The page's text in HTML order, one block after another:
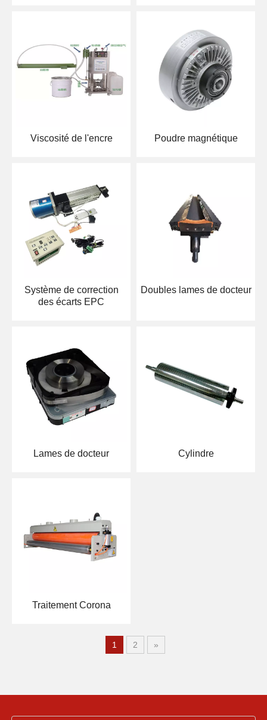
Viscosité de l'encre Poudre magnétique
Système de correction
des écarts EPC
Doubles lames de docteur
Lames de docteur Cylindre
Traitement Corona
1 2 »